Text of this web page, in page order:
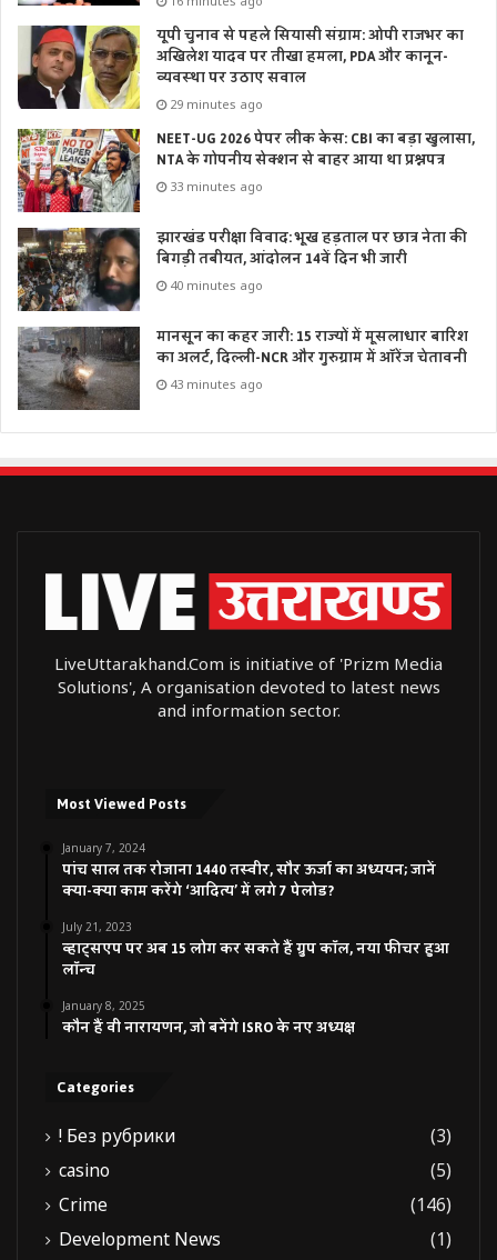
यूपी चुनाव से पहले सियासी संग्राम: ओपी राजभर का
अखिलेश यादव पर तीखा हमला, PDA और कानून-
व्यवस्था पर उठाए सवाल
29 minutes ago
NEET-UG 2026 पेपर लीक केस: CBI का बड़ा खुलासा,
NTA के गोपनीय सेक्शन से बाहर आया था प्रश्नपत्र
33 minutes ago
झारखंड परीक्षा विवाद: भूख हड़ताल पर छात्र नेता की
बिगड़ी तबीयत, आंदोलन 14वें दिन भी जारी
40 minutes ago
मानसून का कहर जारी: 15 राज्यों में मूसलाधार बारिश
का अलर्ट, दिल्ली-NCR और गुरुग्राम में ऑरेंज चेतावनी
43 minutes ago
LiveUttarakhand.Com is initiative of 'Prizm Media
Solutions', A organisation devoted to latest news
and information sector.
Most Viewed Posts
January 7, 2024
पांच साल तक रोजाना 1440 तस्वीर, सौर ऊर्जा का अध्ययन; जानें
क्या-क्या काम करेंगे ‘आदित्य’ में लगे 7 पेलोड?
July 21, 2023
व्हाट्सएप पर अब 15 लोग कर सकते हैं ग्रुप कॉल, नया फीचर हुआ
लॉन्च
January 8, 2025
कौन हैं वी नारायणन, जो बनेंगे ISRO के नए अध्यक्ष
Categories
! Без рубрики
(3)
casino
(5)
Crime
(146)
Development News
(1)